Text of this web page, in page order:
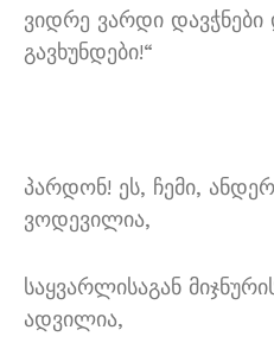
ვიდრე ვარდი
გავხუნდები!“
პარდონ! ეს, ჩემი,
ვოდევილია,
საყვარლისაგან
ადვილია,